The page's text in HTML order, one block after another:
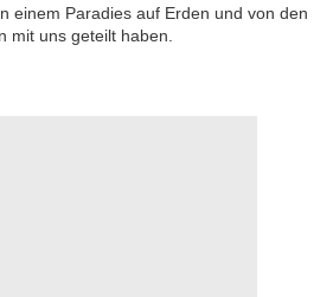
einem Paradies auf Erden und von den
mit uns geteilt haben.